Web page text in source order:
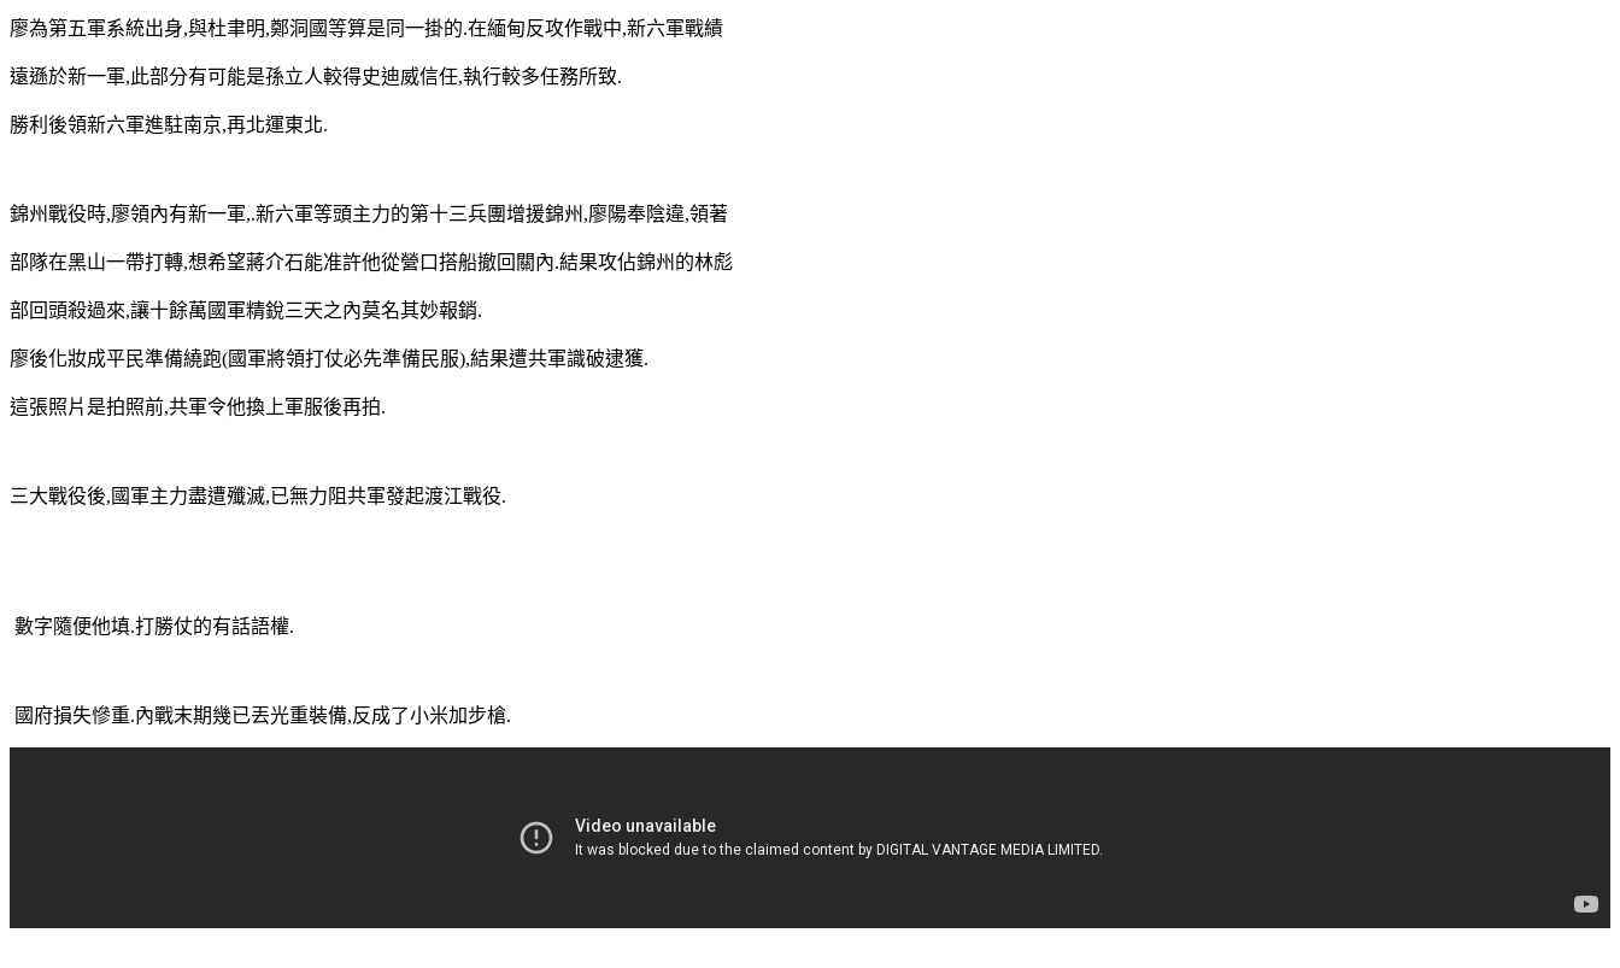
廖為第五軍系統出身,與杜聿明,鄭洞國等算是同一掛的.在緬甸反攻作戰中,新六軍戰績
遠遜於新一軍,此部分有可能是孫立人較得史迪威信任,執行較多任務所致.
勝利後領新六軍進駐南京,再北運東北.
錦州戰役時,廖領內有新一軍,.新六軍等頭主力的第十三兵團增援錦州,廖陽奉陰違,領著
部隊在黑山一帶打轉,想希望蔣介石能准許他從營口搭船撤回關內.結果攻佔錦州的林彪
部回頭殺過來,讓十餘萬國軍精銳三天之內莫名其妙報銷.
廖後化妝成平民準備繞跑(國軍將領打仗必先準備民服),結果遭共軍識破逮獲.
這張照片是拍照前,共軍令他換上軍服後再拍.
三大戰役後,國軍主力盡遭殲滅,已無力阻共軍發起渡江戰役.
數字隨便他填.打勝仗的有話語權.
國府損失慘重.內戰末期幾已丟光重裝備,反成了小米加步槍.